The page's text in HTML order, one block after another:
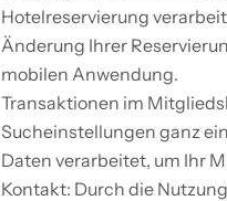
Hotelreservierung
Änderung Ihrer
mobilen Anwendung.
Transaktionen im
Sucheinstellungen ganz
Daten verarbeitet, um Ihr
Kontakt: Durch die